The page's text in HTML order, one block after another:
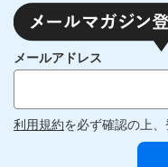
メールアドレス
利用規約を必ず確認の上、